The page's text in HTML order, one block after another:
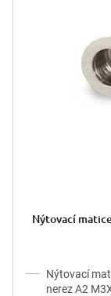
Nýtovací
Nýtovací
nerez A2